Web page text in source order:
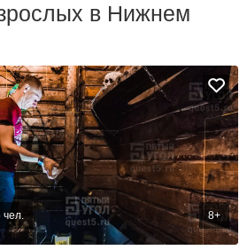
в Нижнем
чел. 8+